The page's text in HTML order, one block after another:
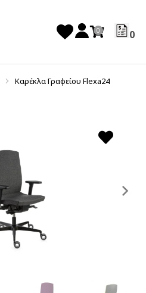
0
Καρέκλα Γραφείου Flexa24